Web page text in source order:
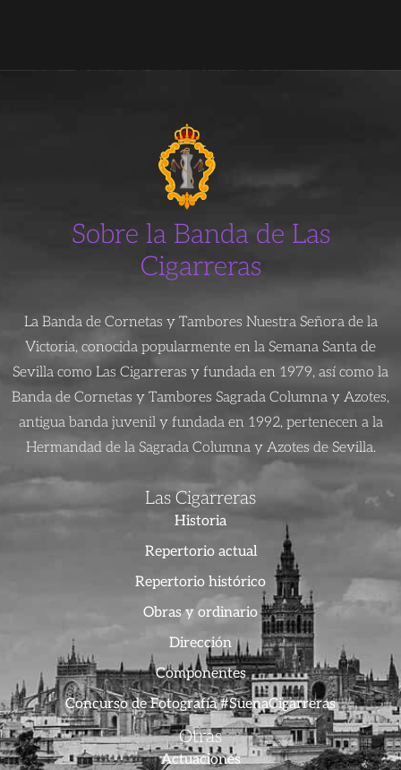
Sobre la Banda de Las
Cigarreras
La Banda de Cornetas y Tambores Nuestra Señora de la
Victoria, conocida popularmente en la Semana Santa de
Sevilla como Las Cigarreras y fundada en 1979, así como la
Banda de Cornetas y Tambores Sagrada Columna y Azotes,
antigua banda juvenil y fundada en 1992, pertenecen a la
Hermandad de la Sagrada Columna y Azotes de Sevilla.
Las Cigarreras
Historia
Repertorio actual
Repertorio histórico
Obras y ordinario
Dirección
Componentes
Concurso de Fotografía #SuenaCigarreras
Otras
Actuaciones